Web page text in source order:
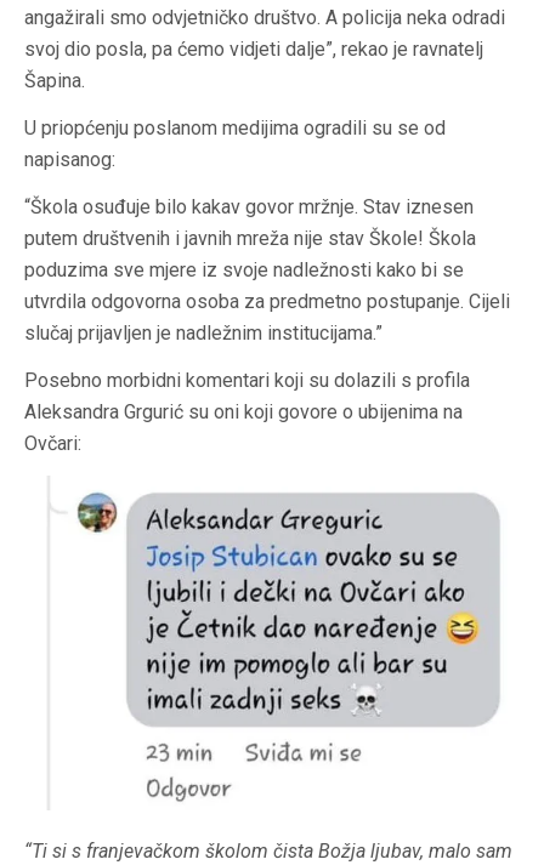
angažirali smo odvjetničko društvo. A policija neka odradi
svoj dio posla, pa ćemo vidjeti dalje”, rekao je ravnatelj
Šapina.
U priopćenju poslanom medijima ogradili su se od
napisanog:
“Škola osuđuje bilo kakav govor mržnje. Stav iznesen
putem društvenih i javnih mreža nije stav Škole! Škola
poduzima sve mjere iz svoje nadležnosti kako bi se
utvrdila odgovorna osoba za predmetno postupanje. Cijeli
slučaj prijavljen je nadležnim institucijama.”
Posebno morbidni komentari koji su dolazili s profila
Aleksandra Grgurić su oni koji govore o ubijenima na
Ovčari:
“Ti si s franjevačkom školom čista Božja ljubav, malo sam